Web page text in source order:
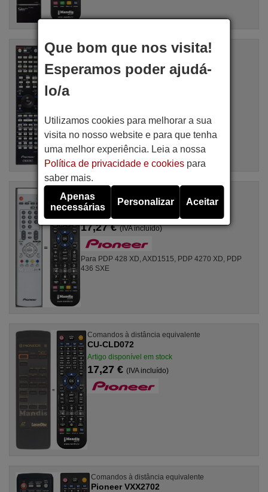
Comandos à distância equivalente
Artigo disponível em stock
Para AXD7698
Comandos à distância equivalente
Pioneer AXD 1515
Artigo disponível em stock
17,27 €(IVA incluído)
Para PDP 428 XD, AXD1515, PDP 4270 XD, PDP
436 SXE
Comandos à distância equivalente
CU-CLD072
Artigo disponível em stock
17,27 €(IVA incluído)
Comandos à distância equivalente
Pioneer VXX2702
Que bom que nos visita!
Esperamos poder ajudá-
lo/a
Utilizamos cookies para melhorar a sua
visita no nosso website e para que tenha
uma melhor experiência. Leia a nossa
Política de privacidade e cookiespara
saber mais.
Apenas
necessárias
Personalizar Aceitar